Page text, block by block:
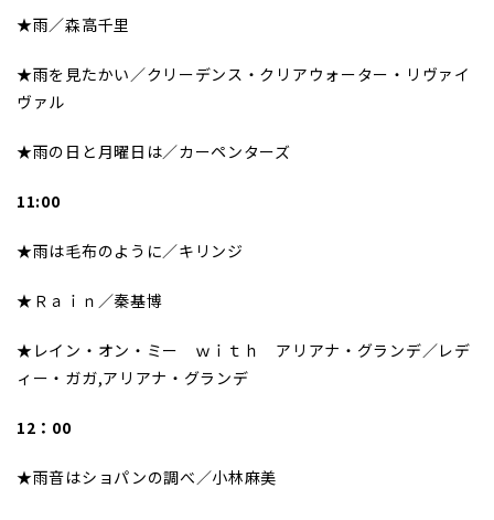
★雨／森高千里
★雨を見たかい／クリーデンス・クリアウォーター・リヴァイ
ヴァル
★雨の日と月曜日は／カーペンターズ
11:00
★雨は毛布のように／キリンジ
★Ｒａｉｎ／秦基博
★レイン・オン・ミー ｗｉｔｈ アリアナ・グランデ／レデ
ィー・ガガ,アリアナ・グランデ
12：00
★雨音はショパンの調べ／小林麻美